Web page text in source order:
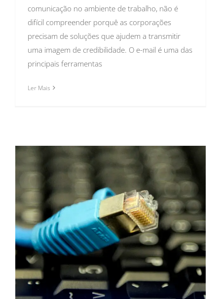
comunicação no ambiente de trabalho, não é
difícil compreender porquê as corporações
precisam de soluções que ajudem a transmitir
uma imagem de credibilidade. O e-mail é uma das
principais ferramentas
Ler Mais